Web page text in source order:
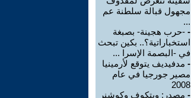
مجهول قبالة سلطنة عم
...
- -حرب هجينة- بصبغة
استخباراتية؟.. بكين تبحث
في -البصمة الإسرا ...
- مدفيديف يتوقع لأرمينيا
مصير جورجيا في عام
2008
- مصدر: ويتكوف وكوشنر